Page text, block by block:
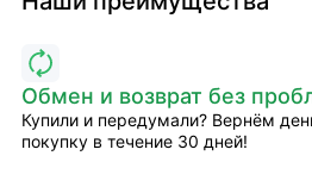
Обмен и возврат без
Купили и передумали? Вернём
покупку в течение 30 дней!